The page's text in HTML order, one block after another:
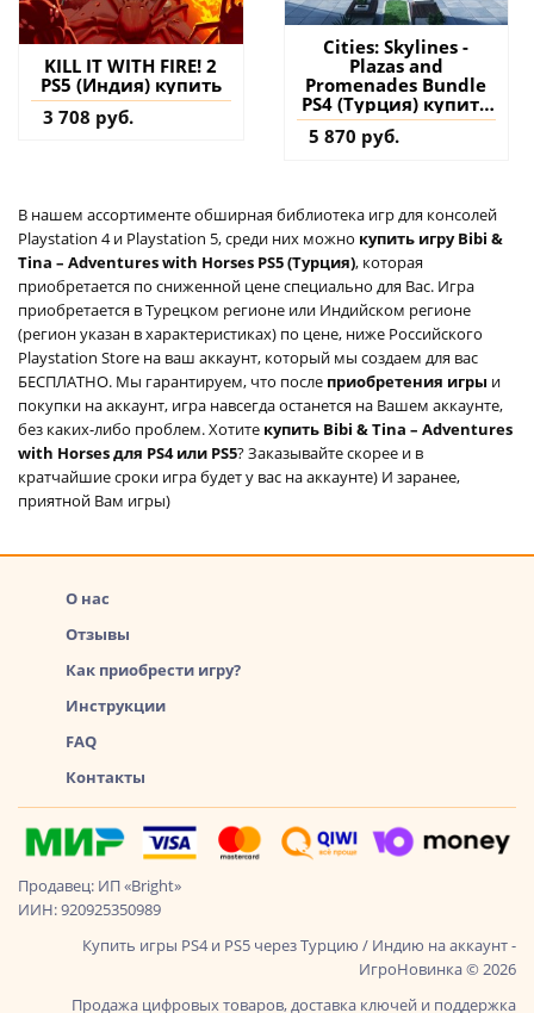
KILL IT WITH FIRE! 2
PS5 (Индия) купить
3 708 руб.
Cities: Skylines -
Plazas and
Promenades Bundle
PS4 (Турция) купить
дополнение на
аккаунт
5 870 руб.
В нашем ассортименте обширная библиотека игр для консолей
Playstation 4 и Playstation 5, среди них можно купить игру Bibi &
Tina – Adventures with Horses PS5 (Турция), которая
приобретается по сниженной цене специально для Вас. Игра
приобретается в Турецком регионе или Индийском регионе
(регион указан в характеристиках) по цене, ниже Российского
Playstation Store на ваш аккаунт, который мы создаем для вас
БЕСПЛАТНО. Мы гарантируем, что после приобретения игры и
покупки на аккаунт, игра навсегда останется на Вашем аккаунте,
без каких-либо проблем. Хотите купить Bibi & Tina – Adventures
with Horses для PS4 или PS5? Заказывайте скорее и в
кратчайшие сроки игра будет у вас на аккаунте) И заранее,
приятной Вам игры)
О нас
Отзывы
Как приобрести игру?
Инструкции
FAQ
Контакты
Продавец: ИП «Bright»
ИИН: 920925350989
Купить игры PS4 и PS5 через Турцию / Индию на аккаунт -
ИгроНовинка © 2026
Продажа цифровых товаров, доставка ключей и поддержка